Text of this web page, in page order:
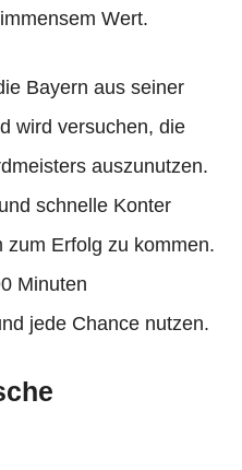
Wert.
Bayern aus seiner
wird versuchen, die
auszunutzen.
schnelle Konter
zum Erfolg zu kommen.
Minuten
jede Chance nutzen.